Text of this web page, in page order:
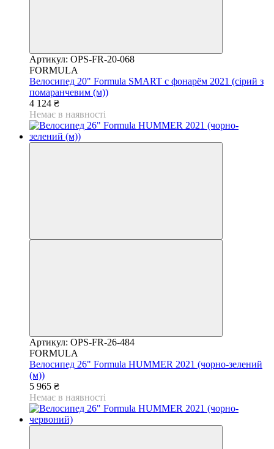
Артикул: OPS-FR-20-068
FORMULA
Велосипед 20" Formula SMART с фонарём 2021 (сірий з
помаранчевим (м))
4 124 ₴
Немає в наявності
Артикул: OPS-FR-26-484
FORMULA
Велосипед 26" Formula HUMMER 2021 (чорно-зелений
(м))
5 965 ₴
Немає в наявності